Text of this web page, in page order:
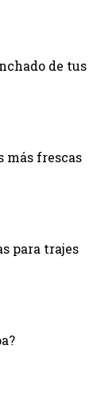
de tus
más frescas
para trajes